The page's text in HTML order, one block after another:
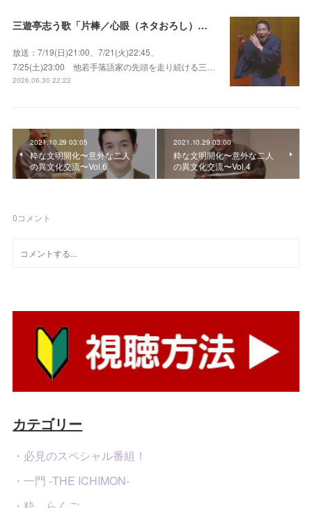
三遊亭志う歌「片棒／心眼（ネタおろし）／百年目」～すべてが規格外の天才肌！
放送：7/19(日)21:00、7/21(火)22:45、
7/25(土)23:00 他若手落語家の先頭を走り続ける三…
2026.06.30 22:22
2021.10.29 03:05
粋な文明開化〜意外な二人
の異文化交流〜Vol.6
2021.10.29 03:00
粋な文明開化〜意外な二人
の異文化交流〜Vol.4
0コメント
カテゴリー
・必見のスペシャル番組！
・一門 -THE ICHIMON-